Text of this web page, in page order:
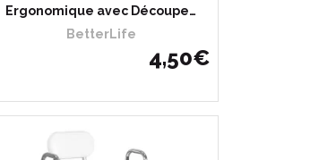
Ergonomique avec Découpe…
BetterLife
4,50€